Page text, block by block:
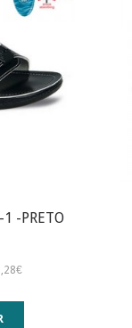
-PRETO